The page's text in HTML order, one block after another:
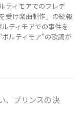
ティモアでのフレデ
受け楽曲制作」の続報
ルティモアでの事件を
ルティモア"の歌詞が
、プリンスの決